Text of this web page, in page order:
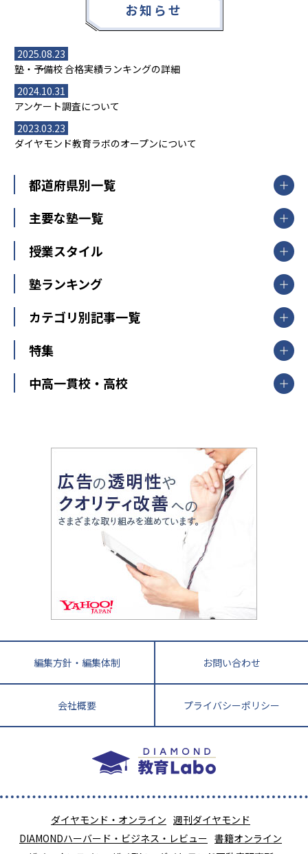
お知らせ
2025.08.23
塾・予備校 合格実績ランキングの詳細
2024.10.31
アンケート調査について
2023.03.23
ダイヤモンド教育ラボのオープンについて
都道府県別一覧
北海道・東北
山形県
福島県
関東
東京都
神奈川県
茨城県
栃木県
群馬県
新潟県
中部
愛知県
静岡県
長野県
大阪府
兵庫県 京都府 奈良県
和歌山県
鳥取県
島根県 岡山県 広島県
香川県
高知県
長崎県 熊本県
鹿児島県 沖縄県
主要な塾一覧
【掲載塾一覧を見る】
東京個別指導学院
明光義塾
個別教室のトライ
武田塾
授業スタイル
個別指導
オンライン指導
塾ランキング
中学受験ランキング
カテゴリ別記事一覧
中学受験
大学受験
教育全般
大学受験塾の選び方
中学受験に熱心な市区町村ランキング
小学校受験
家庭教師
特集
開成番長直伝！子どもの受験を成功させる方法
運動と遊びを考える
情報Ⅰ、数学が苦手な人注目！最短距離の学力
アップ法
悩み多き「大学受験」相談室
英語・英会話・英検対策
小学校教師が解説！中学受験のリアル
教育ジャーナリストが徹底解説！ 大学受験の羅
中高一貫校・高校
大学入試改革
ママテクエグザム
進化する中高一貫校・高校
編集方針・編集体制 お問い合わせ
会社概要 プライバシーポリシー
ダイヤモンド・オンライン 週刊ダイヤモンド
DIAMONDハーバード・ビジネス・レビュー 書籍オンライン